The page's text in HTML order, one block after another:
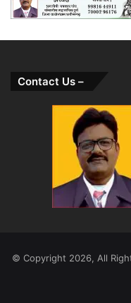
Contact Us –
© Copyright 2026, All